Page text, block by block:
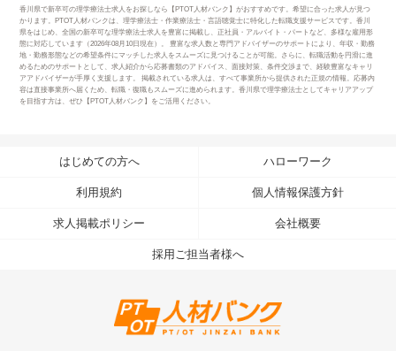
香川県で新卒可の理学療法士求人をお探しなら【PTOT人材バンク】がおすすめです。希望に合った求人が見つ
かります。PTOT人材バンクは、理学療法士・作業療法士・言語聴覚士に特化した転職支援サービスです。香川
県をはじめ、全国の新卒可な理学療法士求人を豊富に掲載し、正社員・アルバイト・パートなど、多様な雇用形
態に対応しています（2026年08月10日現在）。 豊富な求人数と専門アドバイザーのサポートにより、年収・勤務
地・勤務形態などの希望条件にマッチした求人をスムーズに見つけることが可能。さらに、転職活動を円滑に進
めるためのサポートとして、求人紹介から応募書類のアドバイス、面接対策、条件交渉まで、経験豊富なキャリ
アアドバイザーが手厚く支援します。 掲載されている求人は、すべて事業所から提供された正規の情報。応募内
容は直接事業所へ届くため、転職・復職もスムーズに進められます。香川県で理学療法士としてキャリアアップ
を目指す方は、ぜひ【PTOT人材バンク】をご活用ください。
はじめての方へ ハローワーク
利用規約 個人情報保護方針
求人掲載ポリシー 会社概要
採用ご担当者様へ